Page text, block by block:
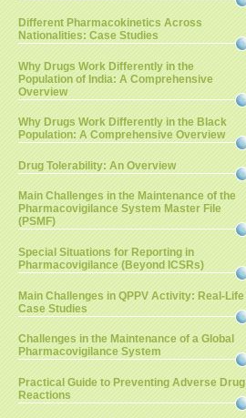
Different Pharmacokinetics Across
Nationalities: Case Studies
Why Drugs Work Differently in the
Population of India: A Comprehensive
Overview
Why Drugs Work Differently in the Black
Population: A Comprehensive Overview
Drug Tolerability: An Overview
Main Challenges in the Maintenance of the
Pharmacovigilance System Master File
(PSMF)
Special Situations for Reporting in
Pharmacovigilance (Beyond ICSRs)
Main Challenges in QPPV Activity: Real-Life
Case Studies
Challenges in the Maintenance of a Global
Pharmacovigilance System
Practical Guide to Preventing Adverse Drug
Reactions